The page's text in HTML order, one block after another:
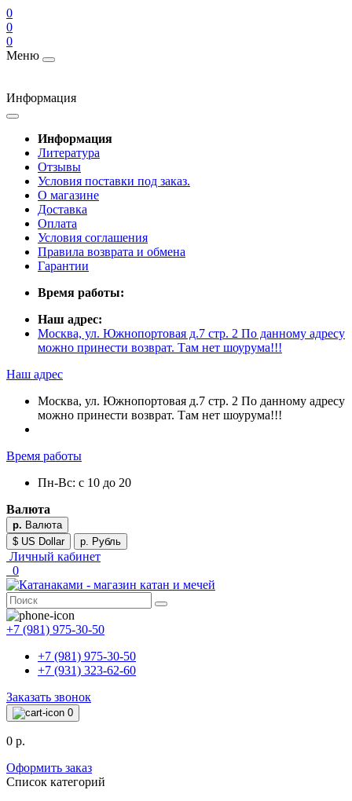
0
0
0
Меню
Информация
Информация
Литература
Отзывы
Условия поставки под заказ.
О магазине
Доставка
Оплата
Условия соглашения
Правила возврата и обмена
Гарантии
Время работы:
Наш адрес:
Москва, ул. Южнопортовая д.7 стр. 2 По данному адресу
можно принести возврат. Там нет шоурума!!!
Наш адрес
Москва, ул. Южнопортовая д.7 стр. 2 По данному адресу
можно принести возврат. Там нет шоурума!!!
Время работы
Пн-Вс: с 10 до 20
Валюта
р. Валюта
$ US Dollar
р. Рубль
Личный кабинет
0
+7 (981) 975-30-50
+7 (981) 975-30-50
+7 (931) 323-62-60
Заказать звонок
0
0 р.
Оформить заказ
Список категорий